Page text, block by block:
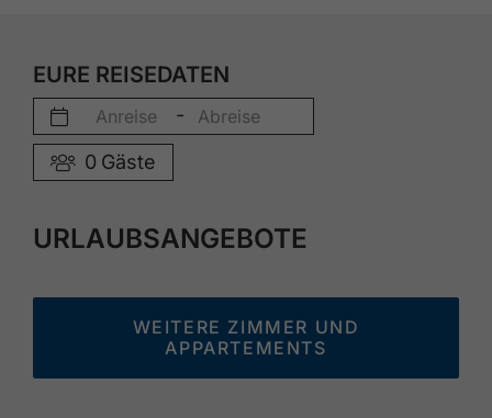
EURE REISEDATEN
-
0 Gäste
URLAUBSANGEBOTE
WEITERE ZIMMER UND
APPARTEMENTS